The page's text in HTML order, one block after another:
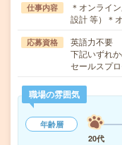
仕事内容
＊オンライ
設計 等）＊
応募資格
英語力不要
下記いずれ
セールスプ
職場の雰囲気
年齢層
20代